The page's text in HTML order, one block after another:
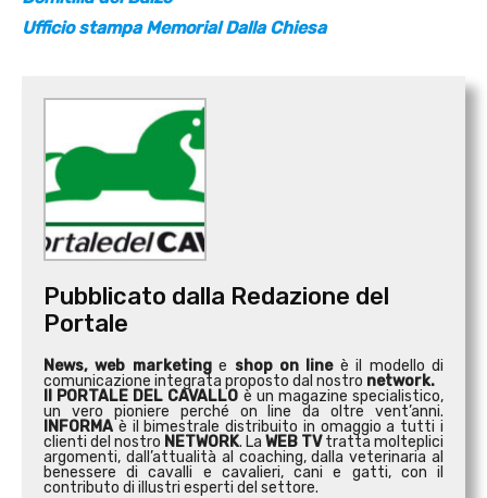
Ufficio stampa Memorial Dalla Chiesa
Pubblicato dalla Redazione del
Portale
News, web marketinge shop on line è il modello di
comunicazione integrata proposto dal nostro network.
Il PORTALE DEL CAVALLO è un magazine specialistico,
un vero pioniere perché on line da oltre vent’anni.
INFORMA è il bimestrale distribuito in omaggio a tutti i
clienti del nostro NETWORK. La WEB TVtratta molteplici
argomenti, dall’attualità al coaching, dalla veterinaria al
benessere di cavalli e cavalieri, cani e gatti, con il
contributo di illustri esperti del settore.